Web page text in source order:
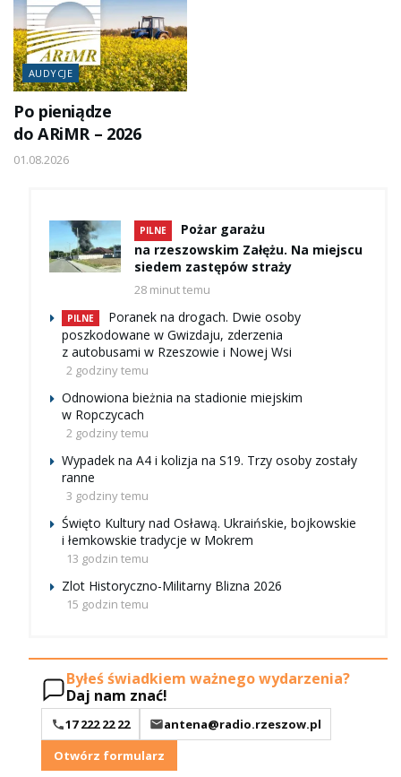
AUDYCJE
Po pieniądze
do ARiMR – 2026
01.08.2026
PILNE
Pożar garażu
na rzeszowskim Załężu. Na miejscu
siedem zastępów straży
28 minut temu
PILNE
Poranek na drogach. Dwie osoby
poszkodowane w Gwizdaju, zderzenia
z autobusami w Rzeszowie i Nowej Wsi
2 godziny temu
Odnowiona bieżnia na stadionie miejskim
w Ropczycach
2 godziny temu
Wypadek na A4 i kolizja na S19. Trzy osoby zostały
ranne
3 godziny temu
Święto Kultury nad Osławą. Ukraińskie, bojkowskie
i łemkowskie tradycje w Mokrem
13 godzin temu
Zlot Historyczno-Militarny Blizna 2026
15 godzin temu
Byłeś świadkiem ważnego wydarzenia?
Daj nam znać!
17 222 22 22
antena@radio.rzeszow.pl
Otwórz formularz